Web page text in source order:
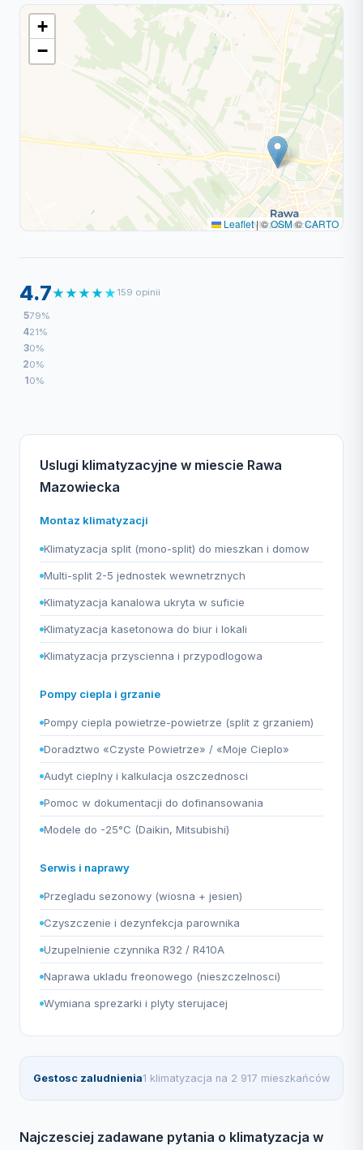
+
−
Leaflet|©OSM©CARTO
4.7★★★★★ 159 opinii
579%
421%
30%
20%
10%
Uslugi klimatyzacyjne w miescie Rawa
Mazowiecka
Montaz klimatyzacji
Klimatyzacja split (mono-split) do mieszkan i domow
Multi-split 2-5 jednostek wewnetrznych
Klimatyzacja kanalowa ukryta w suficie
Klimatyzacja kasetonowa do biur i lokali
Klimatyzacja przyscienna i przypodlogowa
Pompy ciepla i grzanie
Pompy ciepla powietrze-powietrze (split z grzaniem)
Doradztwo «Czyste Powietrze» / «Moje Cieplo»
Audyt cieplny i kalkulacja oszczednosci
Pomoc w dokumentacji do dofinansowania
Modele do -25°C (Daikin, Mitsubishi)
Serwis i naprawy
Przegladu sezonowy (wiosna + jesien)
Czyszczenie i dezynfekcja parownika
Uzupelnienie czynnika R32 / R410A
Naprawa ukladu freonowego (nieszczelnosci)
Wymiana sprezarki i plyty sterujacej
Gestosc zaludnienia1 klimatyzacja na 2 917 mieszkańców
Najczesciej zadawane pytania o klimatyzacja w